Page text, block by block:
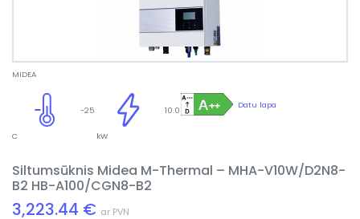
MIDEA
Datu lapa
10.0
kW
-25
C
Siltumsūknis Midea M-Thermal – MHA-V10W/D2N8-
B2 HB-A100/CGN8-B2
3,223.44 € ar PVN